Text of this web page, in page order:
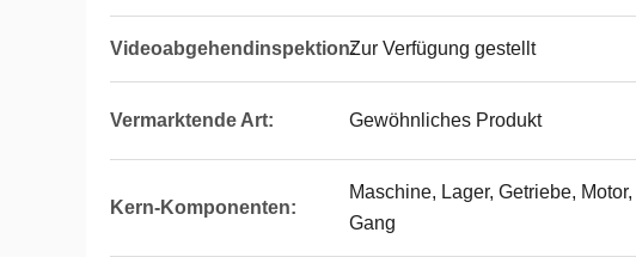
Videoabgehendinspektion:Zur Verfügung gestellt
Vermarktende Art: Gewöhnliches Produkt
Kern-Komponenten:
Maschine, Lager, Getriebe,
Gang